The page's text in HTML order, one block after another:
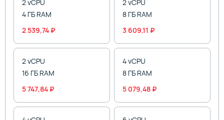
2 vCPU
4 ГБ RAM
2 539,74 ₽
2 vCPU
8 ГБ RAM
3 609,11 ₽
2 vCPU
16 ГБ RAM
5 747,84 ₽
4 vCPU
8 ГБ RAM
5 079,48 ₽